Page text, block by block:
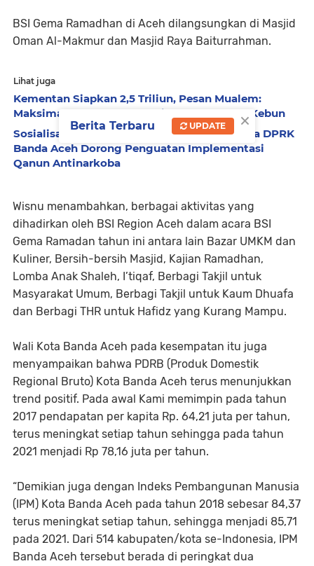
BSI Gema Ramadhan di Aceh dilangsungkan di Masjid
Oman Al-Makmur dan Masjid Raya Baiturrahman.
Lihat juga
Kementan Siapkan 2,5 Triliun, Pesan Mualem:
Maksimalkan untuk Pemulihan Sawah dan Kebun
Sosialisasi P4GN di Ulee Kareng, Wakil Ketua DPRK
Banda Aceh Dorong Penguatan Implementasi
Qanun Antinarkoba
Wisnu menambahkan, berbagai aktivitas yang
dihadirkan oleh BSI Region Aceh dalam acara BSI
Gema Ramadan tahun ini antara lain Bazar UMKM dan
Kuliner, Bersih-bersih Masjid, Kajian Ramadhan,
Lomba Anak Shaleh, I’tiqaf, Berbagi Takjil untuk
Masyarakat Umum, Berbagi Takjil untuk Kaum Dhuafa
dan Berbagi THR untuk Hafidz yang Kurang Mampu.
Wali Kota Banda Aceh pada kesempatan itu juga
menyampaikan bahwa PDRB (Produk Domestik
Regional Bruto) Kota Banda Aceh terus menunjukkan
trend positif. Pada awal Kami memimpin pada tahun
2017 pendapatan per kapita Rp. 64,21 juta per tahun,
terus meningkat setiap tahun sehingga pada tahun
2021 menjadi Rp 78,16 juta per tahun.
“Demikian juga dengan Indeks Pembangunan Manusia
(IPM) Kota Banda Aceh pada tahun 2018 sebesar 84,37
terus meningkat setiap tahun, sehingga menjadi 85,71
pada 2021. Dari 514 kabupaten/kota se-Indonesia, IPM
Banda Aceh tersebut berada di peringkat dua
×
Berita Terbaru UPDATE